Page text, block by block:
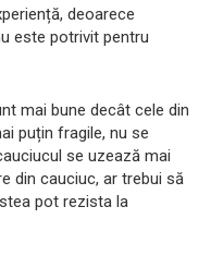
deoarece
este potrivit pentru
mai bune decât cele din
puțin fragile, nu se
se uzează mai
din cauciuc, ar trebui să
pot rezista la